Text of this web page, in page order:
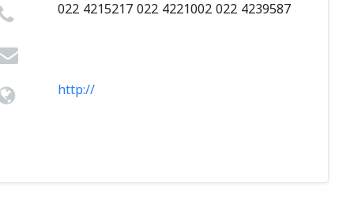
022 4215217 022 4221002 022 4239587
http://